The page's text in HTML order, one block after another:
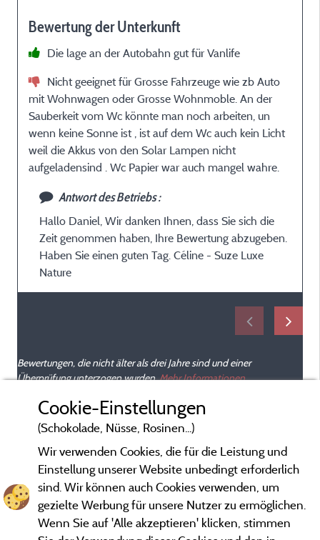
Bewertung der Unterkunft
Die lage an der Autobahn gut für Vanlife
Nicht geeignet für Grosse Fahrzeuge wie zb Auto
mit Wohnwagen oder Grosse Wohnmoble. An der
Sauberkeit vom Wc könnte man noch arbeiten, un
wenn keine Sonne ist , ist auf dem Wc auch kein Licht
weil die Akkus von den Solar Lampen nicht
aufgeladensind . Wc Papier war auch mangel wahre.
Antwort des Betriebs :
Hallo Daniel, Wir danken Ihnen, dass Sie sich die
Zeit genommen haben, Ihre Bewertung abzugeben.
Haben Sie einen guten Tag. Céline - Suze Luxe
Nature
Bewertungen, die nicht älter als drei Jahre sind und einer
Überprüfung unterzogen wurden.Mehr Informationen
Cookie-Einstellungen
(Schokolade, Nüsse, Rosinen...)
Wir verwenden Cookies, die für die Leistung und
Einstellung unserer Website unbedingt erforderlich
sind. Wir können auch Cookies verwenden, um
gezielte Werbung für unsere Nutzer zu ermöglichen.
Wenn Sie auf 'Alle akzeptieren' klicken, stimmen